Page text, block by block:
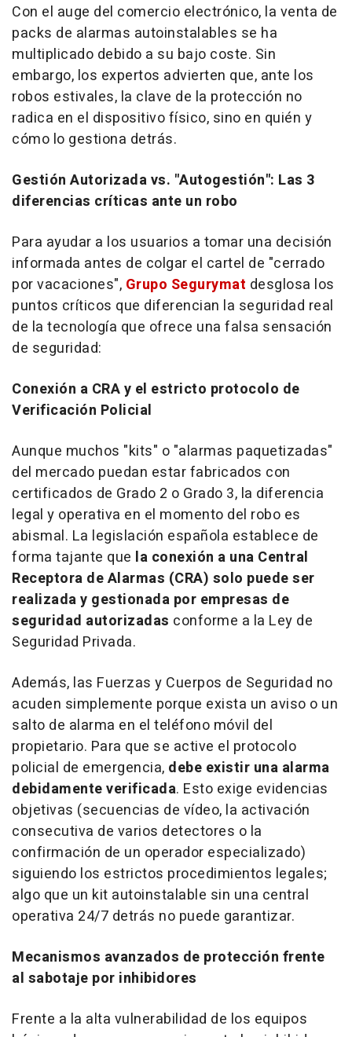
Con el auge del comercio electrónico, la venta de
packs de alarmas autoinstalables se ha
multiplicado debido a su bajo coste. Sin
embargo, los expertos advierten que, ante los
robos estivales, la clave de la protección no
radica en el dispositivo físico, sino en quién y
cómo lo gestiona detrás.
Gestión Autorizada vs. "Autogestión": Las 3
diferencias críticas ante un robo
Para ayudar a los usuarios a tomar una decisión
informada antes de colgar el cartel de "cerrado
por vacaciones", Grupo Segurymat desglosa los
puntos críticos que diferencian la seguridad real
de la tecnología que ofrece una falsa sensación
de seguridad:
Conexión a CRA y el estricto protocolo de
Verificación Policial
Aunque muchos "kits" o "alarmas paquetizadas"
del mercado puedan estar fabricados con
certificados de Grado 2 o Grado 3, la diferencia
legal y operativa en el momento del robo es
abismal. La legislación española establece de
forma tajante que la conexión a una Central
Receptora de Alarmas (CRA) solo puede ser
realizada y gestionada por empresas de
seguridad autorizadas conforme a la Ley de
Seguridad Privada.
Además, las Fuerzas y Cuerpos de Seguridad no
acuden simplemente porque exista un aviso o un
salto de alarma en el teléfono móvil del
propietario. Para que se active el protocolo
policial de emergencia, debe existir una alarma
debidamente verificada. Esto exige evidencias
objetivas (secuencias de vídeo, la activación
consecutiva de varios detectores o la
confirmación de un operador especializado)
siguiendo los estrictos procedimientos legales;
algo que un kit autoinstalable sin una central
operativa 24/7 detrás no puede garantizar.
Mecanismos avanzados de protección frente
al sabotaje por inhibidores
Frente a la alta vulnerabilidad de los equipos